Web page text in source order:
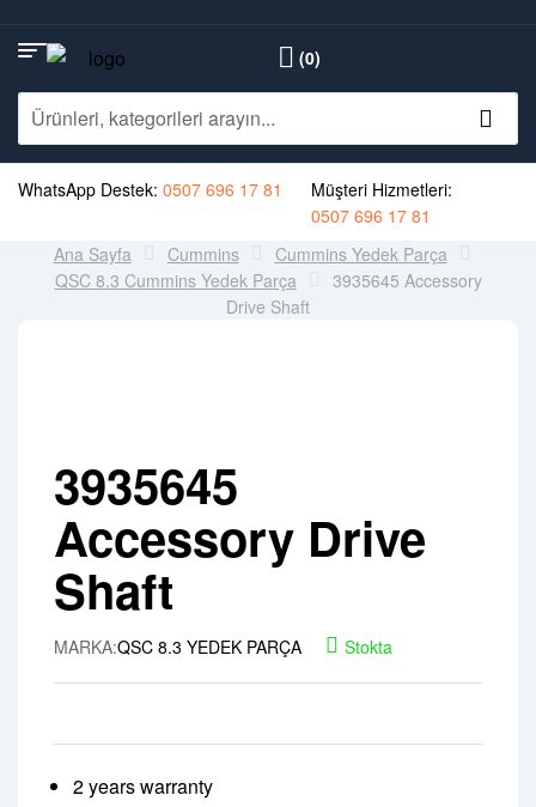
(0)
WhatsApp Destek: 0507 696 17 81
Müşteri Hizmetleri:
0507 696 17 81
Ana Sayfa
Cummins
Cummins Yedek Parça
QSC 8.3 Cummins Yedek Parça
3935645 Accessory
Drive Shaft
3935645
Accessory Drive
Shaft
MARKA:QSC 8.3 YEDEK PARÇA Stokta
2 years warranty